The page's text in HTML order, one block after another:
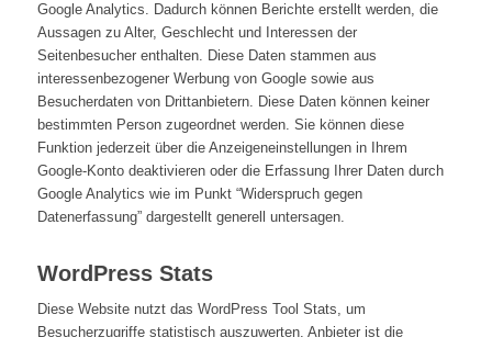
Google Analytics. Dadurch können Berichte erstellt werden, die
Aussagen zu Alter, Geschlecht und Interessen der
Seitenbesucher enthalten. Diese Daten stammen aus
interessenbezogener Werbung von Google sowie aus
Besucherdaten von Drittanbietern. Diese Daten können keiner
bestimmten Person zugeordnet werden. Sie können diese
Funktion jederzeit über die Anzeigeneinstellungen in Ihrem
Google-Konto deaktivieren oder die Erfassung Ihrer Daten durch
Google Analytics wie im Punkt “Widerspruch gegen
Datenerfassung” dargestellt generell untersagen.
WordPress Stats
Diese Website nutzt das WordPress Tool Stats, um
Besucherzugriffe statistisch auszuwerten. Anbieter ist die